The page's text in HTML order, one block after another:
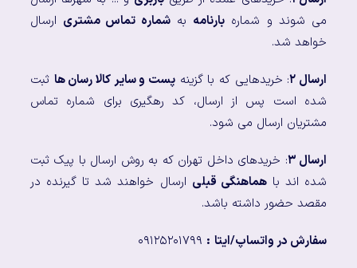
می شوند و شماره بارنامه بهشماره تماس مشتری ارسال
خواهد شد.
ارسال ۲ : خریدهایی که با گزینه پست و سایر کالا رسان ها ثبت
شده است پس از ارسال، کد رهگیری برای شماره تماس
مشتریان ارسال می شود.
ارسال ۳
: خریدهای داخل تهران که به روش ارسال با پیک ثبت
شده اند باهماهنگی قبلی ارسال خواهند شد تا گیرنده در
مقصد حضور داشته باشد.
سفارش در واتساپ/ایتا :